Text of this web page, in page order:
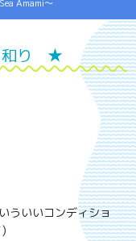
Amami～
和り ★
ういいコンディショ